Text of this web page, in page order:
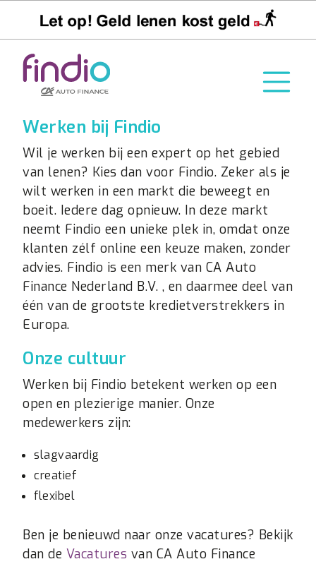
Werken bij Findio
Wil je werken bij een expert op het gebied
van lenen? Kies dan voor Findio. Zeker als je
wilt werken in een markt die beweegt en
boeit. Iedere dag opnieuw. In deze markt
neemt Findio een unieke plek in, omdat onze
klanten zélf online een keuze maken, zonder
advies. Findio is een merk van CA Auto
Finance Nederland B.V. , en daarmee deel van
één van de grootste kredietverstrekkers in
Europa.
Onze cultuur
Werken bij Findio betekent werken op een
open en plezierige manier. Onze
medewerkers zijn:
slagvaardig
creatief
flexibel
Ben je benieuwd naar onze vacatures? Bekijk
dan de Vacatures van CA Auto Finance